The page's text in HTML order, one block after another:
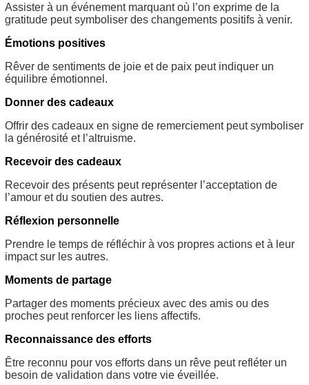
Assister à un événement marquant où l’on exprime de la
gratitude peut symboliser des changements positifs à venir.
Émotions positives
Rêver de sentiments de joie et de paix peut indiquer un
équilibre émotionnel.
Donner des cadeaux
Offrir des cadeaux en signe de remerciement peut symboliser
la générosité et l’altruisme.
Recevoir des cadeaux
Recevoir des présents peut représenter l’acceptation de
l’amour et du soutien des autres.
Réflexion personnelle
Prendre le temps de réfléchir à vos propres actions et à leur
impact sur les autres.
Moments de partage
Partager des moments précieux avec des amis ou des
proches peut renforcer les liens affectifs.
Reconnaissance des efforts
Être reconnu pour vos efforts dans un rêve peut refléter un
besoin de validation dans votre vie éveillée.